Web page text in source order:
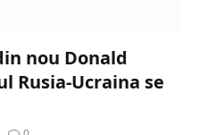
nou Donald
Rusia-Ucraina se